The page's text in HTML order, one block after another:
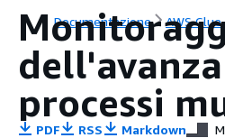
Documentazione AWS Glue
processi
PDF RSS Markdown